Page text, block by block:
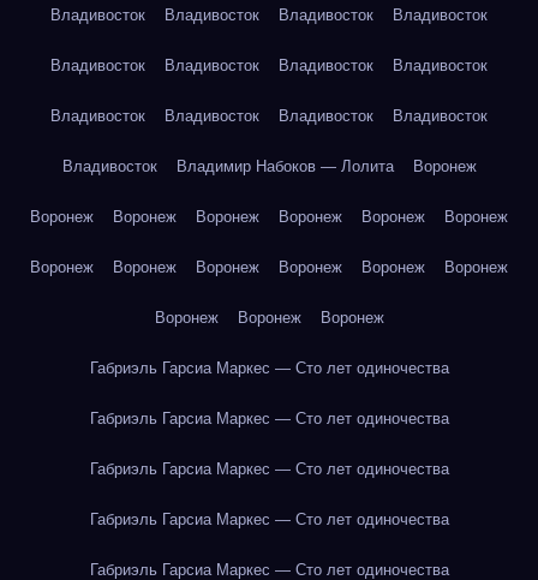
Владивосток Владивосток Владивосток Владивосток
Владивосток Владивосток Владивосток Владивосток
Владивосток Владивосток Владивосток Владивосток
Владивосток Владимир Набоков — Лолита Воронеж
Воронеж Воронеж Воронеж Воронеж Воронеж Воронеж
Воронеж Воронеж Воронеж Воронеж Воронеж Воронеж
Воронеж Воронеж Воронеж
Габриэль Гарсиа Маркес — Сто лет одиночества
Габриэль Гарсиа Маркес — Сто лет одиночества
Габриэль Гарсиа Маркес — Сто лет одиночества
Габриэль Гарсиа Маркес — Сто лет одиночества
Габриэль Гарсиа Маркес — Сто лет одиночества